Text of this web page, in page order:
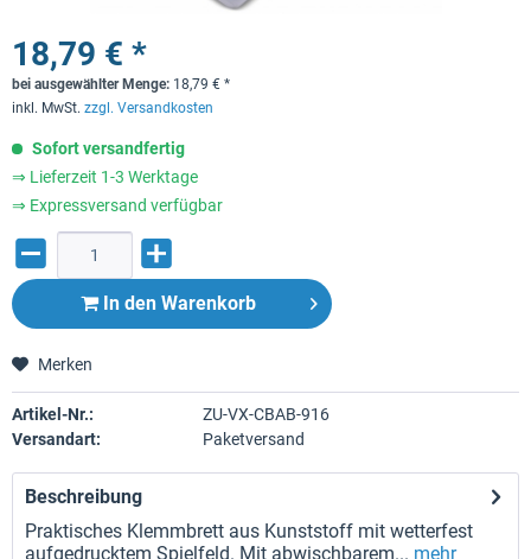
18,79 € *
bei ausgewählter Menge: 18,79 € *
inkl. MwSt. zzgl. Versandkosten
Sofort versandfertig
⇒ Lieferzeit 1-3 Werktage
⇒ Expressversand verfügbar
In den Warenkorb
Merken
Artikel-Nr.:
ZU-VX-CBAB-916
Versandart:
Paketversand
Beschreibung
Praktisches Klemmbrett aus Kunststoff mit wetterfest
aufgedrucktem Spielfeld. Mit abwischbarem... mehr